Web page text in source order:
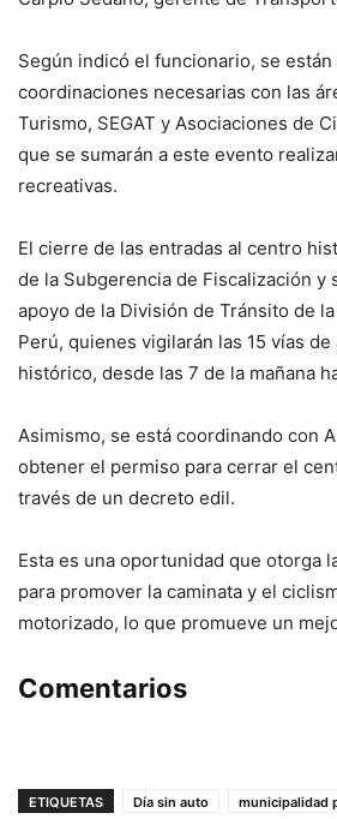
Según indicó el funcionario, se están
coordinaciones necesarias con las
Turismo, SEGAT y Asociaciones de
que se sumarán a este evento
recreativas.
El cierre de las entradas al centro
de la Subgerencia de Fiscalización y
apoyo de la División de Tránsito de
Perú, quienes vigilarán las 15 vías
histórico, desde las 7 de la mañana
Asimismo, se está coordinando con
obtener el permiso para cerrar el
través de un decreto edil.
Esta es una oportunidad que otorga
para promover la caminata y el
motorizado, lo que promueve un
Comentarios
ETIQUETAS Día sin auto municipalidad